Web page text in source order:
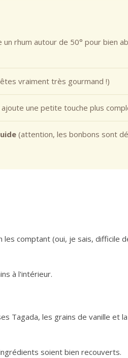
un rhum autour de 50° pour bien
vraiment très gourmand !)
une petite touche plus
(attention, les bonbons sont
comptant (oui, je sais, difficile
à l'intérieur.
Tagada, les grains de vanille et
soient bien recouverts.